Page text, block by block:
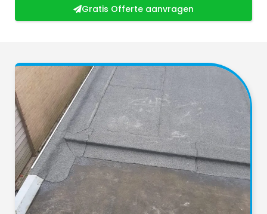
Gratis Offerte aanvragen